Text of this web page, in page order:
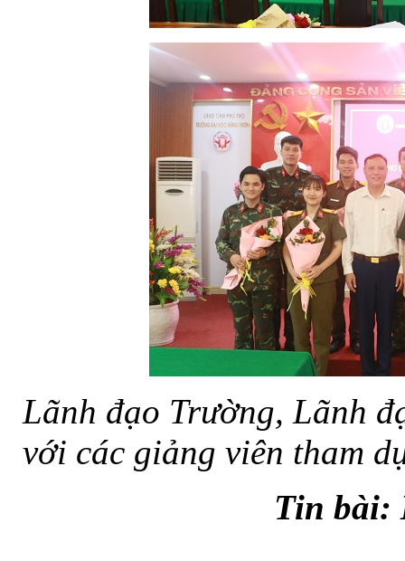
Lãnh đạo Trường, Lãnh
với các giảng viên tham
Tin bài: